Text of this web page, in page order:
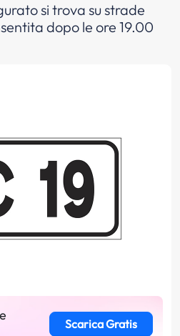
si trova su strade
dopo le ore 19.00
Scarica Gratis